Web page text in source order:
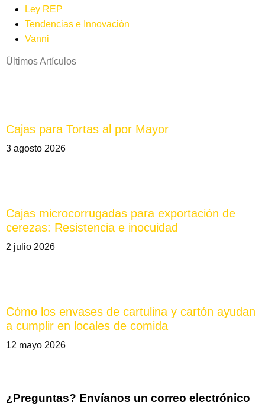
Ley REP
Tendencias e Innovación
Vanni
Últimos Artículos
Cajas para Tortas al por Mayor
3 agosto 2026
Cajas microcorrugadas para exportación de
cerezas: Resistencia e inocuidad
2 julio 2026
Cómo los envases de cartulina y cartón ayudan
a cumplir en locales de comida
12 mayo 2026
¿Preguntas? Envíanos un correo electrónico